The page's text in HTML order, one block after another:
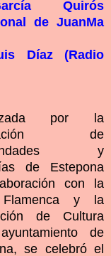
Quirós
de JuanMa
Díaz (Radio
por la
de
y
de Estepona
con la
y la
de Cultura
de
se celebró el